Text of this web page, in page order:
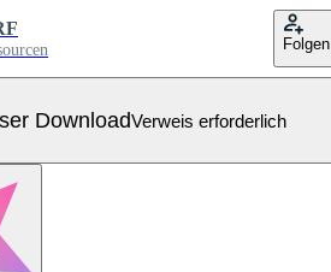
Folgen
DownloadVerweis erforderlich